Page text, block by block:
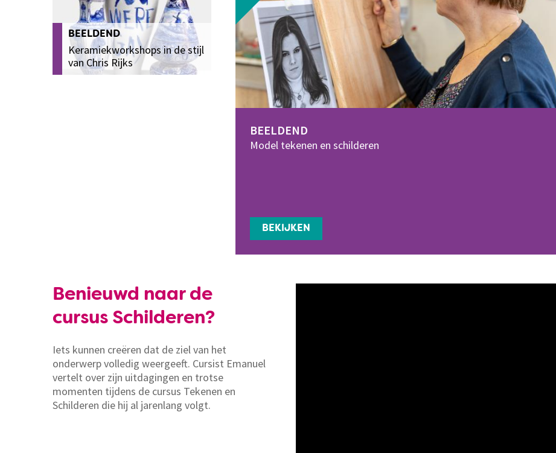
BEELDEND
Keramiekworkshops in de stijl
van Chris Rijks
BEELDEND
Model tekenen en schilderen
BEKIJKEN
Benieuwd naar de
cursus Schilderen?
Iets kunnen creëren dat de ziel van het
onderwerp volledig weergeeft. Cursist Emanuel
vertelt over zijn uitdagingen en trotse
momenten tijdens de cursus Tekenen en
Schilderen die hij al jarenlang volgt.